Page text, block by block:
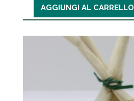
AGGIUNGI AL CARRELLO